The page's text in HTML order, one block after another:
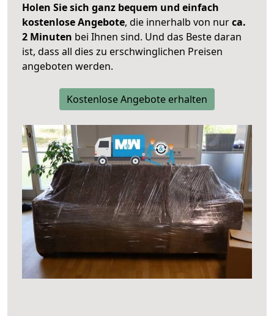
Holen Sie sich ganz bequem und einfach
kostenlose Angebote, die innerhalb von nurca.
2 Minuten bei Ihnen sind. Und das Beste daran
ist, dass all dies zu erschwinglichen Preisen
angeboten werden.
Kostenlose Angebote erhalten